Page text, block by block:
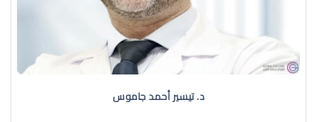
د. تيسير أحمد جاموس